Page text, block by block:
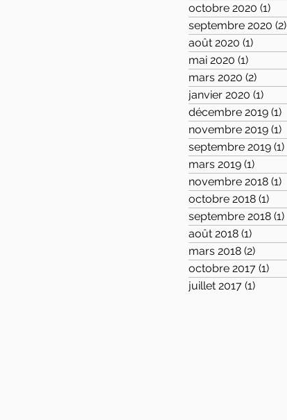
octobre 2020 (1)
septembre 2020 (2)
août 2020 (1)
mai 2020 (1)
mars 2020 (2)
janvier 2020 (1)
décembre 2019 (1)
novembre 2019 (1)
septembre 2019 (1)
mars 2019 (1)
novembre 2018 (1)
octobre 2018 (1)
septembre 2018 (1)
août 2018 (1)
mars 2018 (2)
octobre 2017 (1)
juillet 2017 (1)